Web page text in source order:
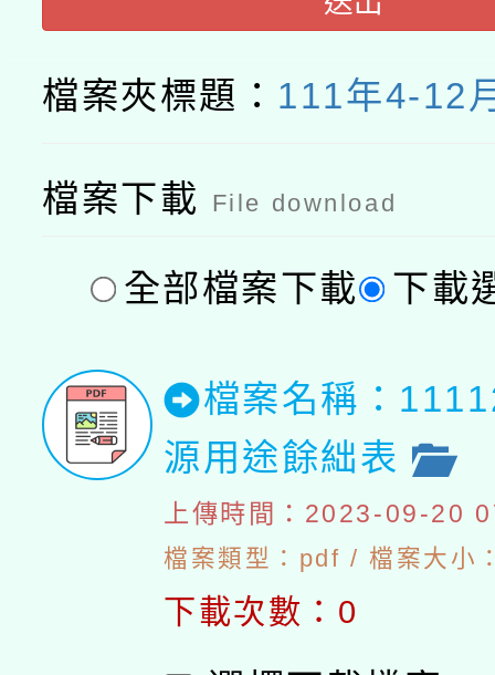
檔案夾標題： 111年4-12
檔案下載 File download
全部檔案下載 下載
檔案名稱：
源用途餘絀表
上傳時間：2023-09-20
檔案類型：pdf / 檔案大小
下載次數：0